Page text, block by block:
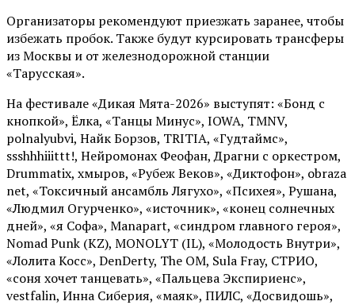
Организаторы рекомендуют приезжать заранее, чтобы
избежать пробок. Также будут курсировать трансферы
из Москвы и от железнодорожной станции
«Тарусская».
На фестивале «Дикая Мята-2026» выступят: «Бонд с
кнопкой», Ёлка, «Танцы Минус», IOWA, TMNV,
polnalyubvi, Найк Борзов, TRITIA, «Гудтаймс»,
ssshhhiiittt!, Нейромонах Феофан, Драгни с оркестром,
Drummatix, хмыров, «Рубеж Веков», «Диктофон», obraza
net, «Токсичный ансамбль Лягухо», «Психея», Рушана,
«Людмил Огурченко», «источник», «конец солнечных
дней», «я Софа», Manapart, «синдром главного героя»,
Nomad Punk (KZ), MONOLYT (IL), «Молодость Внутри»,
«Лолита Косс», DenDerty, The OM, Sula Fray, СТРИО,
«соня хочет танцевать», «Пальцева Экспириенс»,
vestfalin, Инна Сиберия, «маяк», ПИЛС, «Досвидошь»,